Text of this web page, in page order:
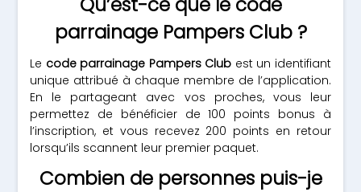
parrainage Pampers Club ?
Le code parrainage Pampers Club est un identifiant
unique attribué à chaque membre de l’application.
En le partageant avec vos proches, vous leur
permettez de bénéficier de 100 points bonus à
l’inscription, et vous recevez 200 points en retour
lorsqu’ils scannent leur premier paquet.
Combien de personnes puis-je